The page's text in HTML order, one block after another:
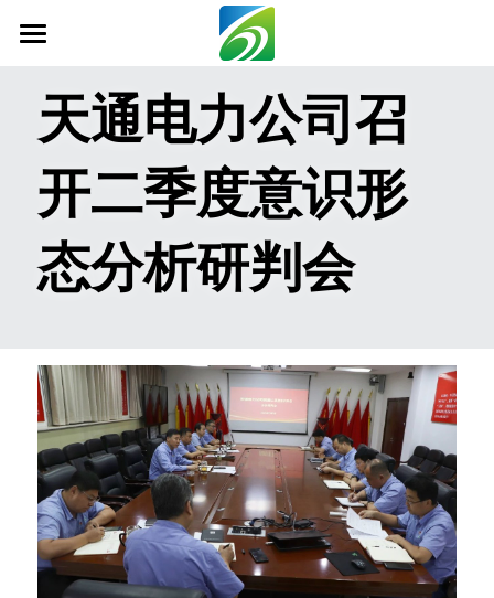
关于我们
新闻资讯
社会责任
科技创新
联系我们
搜索
天通电力公司召
开二季度意识形
态分析研判会